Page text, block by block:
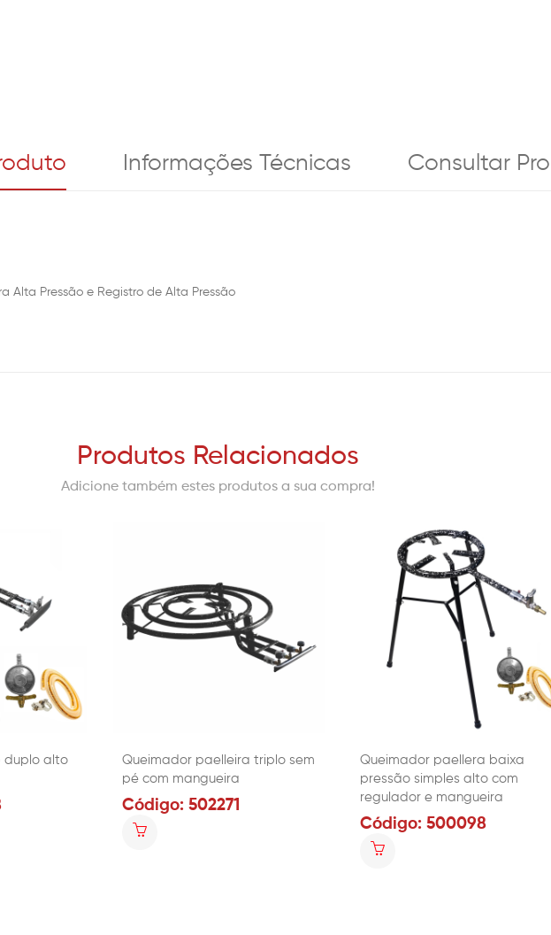
Informações Técnicas Consultar
Alta Pressão e Registro de Alta Pressão
Produtos Relacionados
Adicione também estes produtos a sua compra!
duplo alto
Queimador paelleira triplo sem
pé com mangueira
Código: 502271
Queimador paellera baixa
pressão simples alto com
regulador e mangueira
Código: 500098